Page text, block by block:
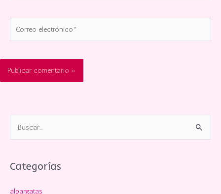
c
Categorías
alpargatas